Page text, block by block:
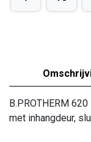
B.PROTHERM
met inhangdeur,